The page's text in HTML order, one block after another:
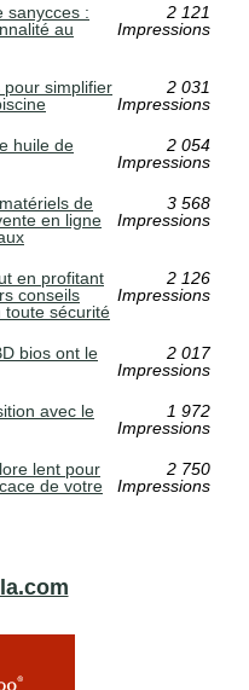
sanycces :
au
2 121
Impressions
simplifier
2 031
Impressions
huile de
2 054
Impressions
de
en ligne
3 568
Impressions
en profitant
conseils
toute sécurité
2 126
Impressions
bios ont le
2 017
Impressions
avec le
1 972
Impressions
lent pour
de votre
2 750
Impressions